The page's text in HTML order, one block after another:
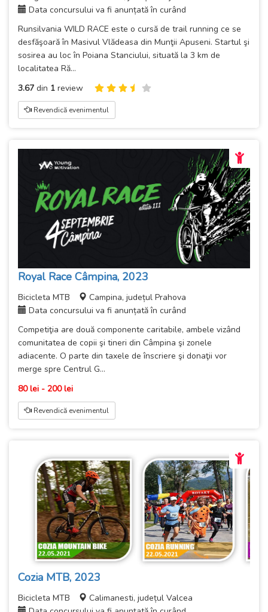
Data concursului va fi anunțată în curând
Runsilvania WILD RACE este o cursă de trail running ce se
desfăşoară în Masivul Vlădeasa din Munţii Apuseni. Startul şi
sosirea au loc în Poiana Stanciului, situată la 3 km de
localitatea Ră...
3.67 din 1 review
Revendică evenimentul
Royal Race Câmpina, 2023
Bicicleta MTB
Campina, județul Prahova
Data concursului va fi anunțată în curând
Competiţia are două componente caritabile, ambele vizând
comunitatea de copii şi tineri din Câmpina şi zonele
adiacente. O parte din taxele de înscriere şi donaţii vor
merge spre Centrul G...
80 lei - 200 lei
Revendică evenimentul
Cozia MTB, 2023
Bicicleta MTB
Calimanesti, județul Valcea